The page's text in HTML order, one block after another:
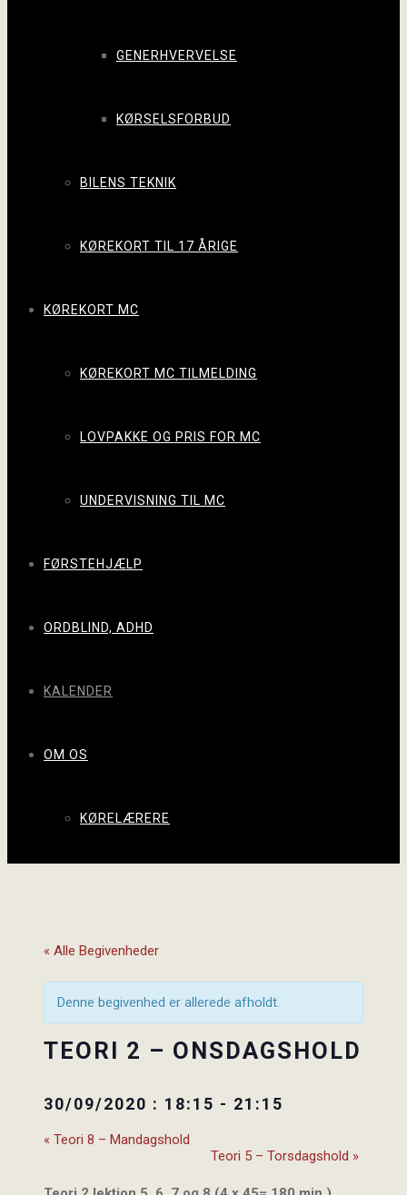
GENERHVERVELSE
KØRSELSFORBUD
BILENS TEKNIK
KØREKORT TIL 17 ÅRIGE
KØREKORT MC
KØREKORT MC TILMELDING
LOVPAKKE OG PRIS FOR MC
UNDERVISNING TIL MC
FØRSTEHJÆLP
ORDBLIND, ADHD
KALENDER
OM OS
KØRELÆRERE
« Alle Begivenheder
Denne begivenhed er allerede afholdt.
TEORI 2 – ONSDAGSHOLD
30/09/2020 : 18:15 - 21:15
« Teori 8 – Mandagshold
Teori 5 – Torsdagshold »